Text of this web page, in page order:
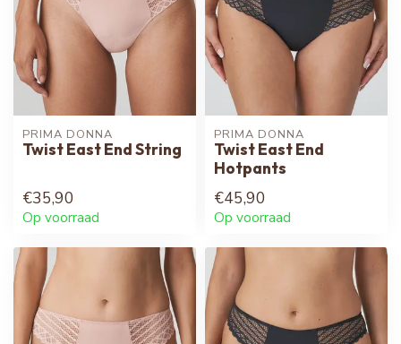
PRIMA DONNA
Twist East End String
€35,90
Op voorraad
PRIMA DONNA
Twist East End
Hotpants
€45,90
Op voorraad